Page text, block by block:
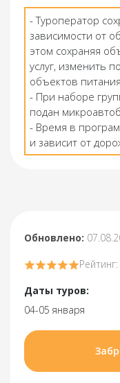
- Туроператор
зависимости от
этом сохраняя
услуг, изменить
объектов
- При наборе
подан
- Время в
и зависит от
Обновлено:
Даты туров:
04-05 января